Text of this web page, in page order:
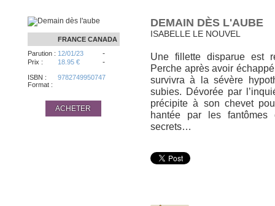
FRANCE CANADA
Parution : 12/01/23 -
Prix : 18.95 € -
ISBN :
9782749950747
Format :
ACHETER
DEMAIN DÈS L'AUBE
ISABELLE LE NOUVEL
Une fillette disparue est
Perche après avoir
survivra à la sévère
subies. Dévorée par
précipite à son chevet
hantée par les
secrets…